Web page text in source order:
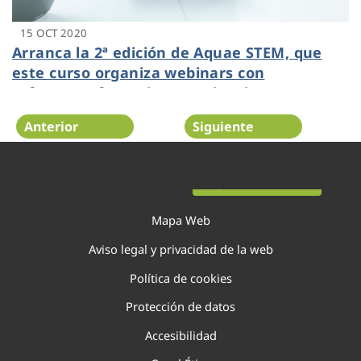
15 OCT 2020
Arranca la 2ª edición de Aquae STEM, que
este curso organiza webinars con
referentes femeninos en ciencia
Anterior Siguiente
Mapa Web
Aviso legal y privacidad de la web
Política de cookies
Protección de datos
Accesibilidad